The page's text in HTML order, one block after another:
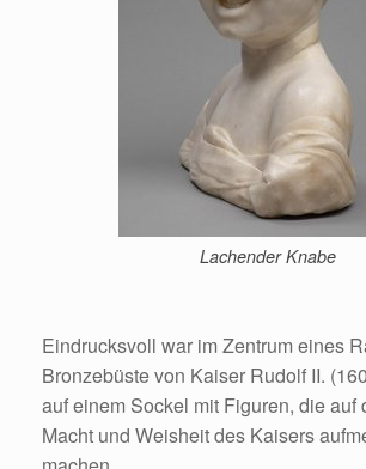
Lachender Knabe
Eindrucksvoll war im Zentrum eines
Bronzebüste von Kaiser Rudolf II.
auf einem Sockel mit Figuren, die auf
Macht und Weisheit des Kaisers